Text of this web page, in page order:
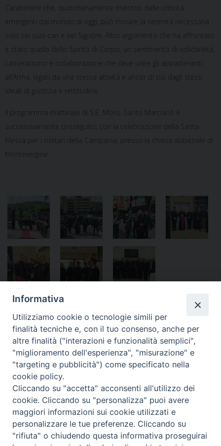
Carabiniere che, quotidianamente investito dalle criticità
emergenti dal mondo di oggi, può trovare la serenità necessaria
solo nei suoi cari e nel Signore. Altro argomento che ha affrontato
è stato quello dello Spirito di Corpo, un sentimento di solidarietà,
cameratismo e collaborazione che deve unire gli appartenenti
all’Arma, legati da una stessa attività e ancor di più dagli stessi
ideali di giustizia e rettitudine.
Il programma mattinale di S.E. Mons. Santo Marcianò è
successivamente proseguito, con la celebrazione della Santa
Messa per i militari della Campania, presso la chiesa abbaziale di
Montevergine.
P.A.S.F.A. – Svolta in
Ordinariato l’Assemblea
Nazionale
Una giornata di spiritualità a
San Francesco del Deserto –
Ordinariato Militare per l'Italia
Salita del Grillo, 37 - 00184 Roma
Informativa
Utilizziamo cookie o tecnologie simili per
finalità tecniche e, con il tuo consenso, anche per
altre finalità ("interazioni e funzionalità semplici",
"miglioramento dell'esperienza", "misurazione" e
"targeting e pubblicità") come specificato nella
cookie policy.
Cliccando su "accetta" acconsenti all'utilizzo dei
cookie. Cliccando su "personalizza" puoi avere
maggiori informazioni sui cookie utilizzati e
personalizzare le tue preferenze. Cliccando su
"rifiuta" o chiudendo questa informativa proseguirai